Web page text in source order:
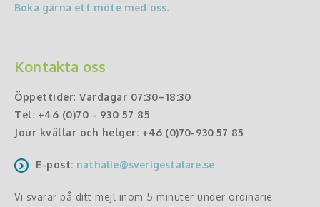
Boka gärna ett möte med oss.
Kontakta oss
Öppettider: Vardagar 07:30–18:30
Tel: +46 (0)70 - 930 57 85
Jour kvällar och helger: +46 (0)70-930 57 85
E-post: nathalie@sverigestalare.se
Vi svarar på ditt mejl inom 5 minuter under ordinarie